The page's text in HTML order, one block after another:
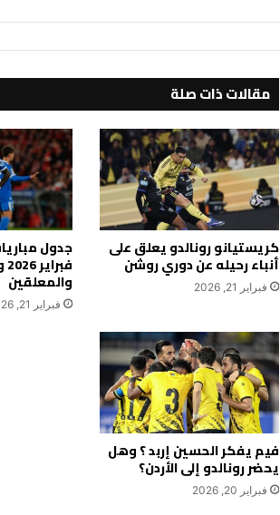
مقالات ذات صلة
كريستيانو رونالدو يعلق على
أنباء رحيله عن دوري روشن
فبراير 21, 2026 والمعلقين
فبراير 21, 2026
فيم يفكر الحسين إربد ؟ وهل
يحضر رونالدو إلى الأردن؟
فبراير 20, 2026